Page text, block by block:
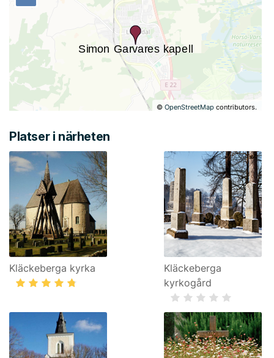
©OpenStreetMap contributors.
Platser i närheten
Kläckeberga kyrka
Kläckeberga
kyrkogård